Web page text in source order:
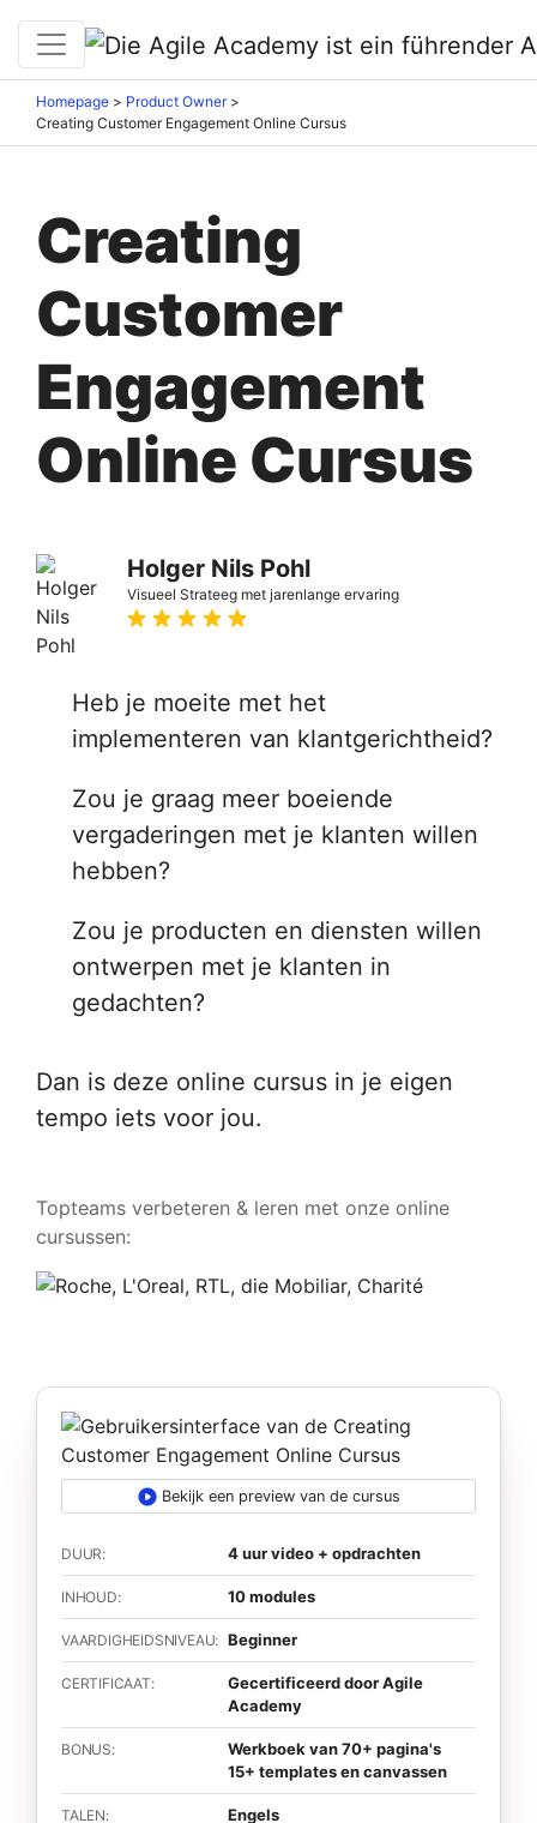
Homepage > Product Owner>
Creating Customer Engagement Online Cursus
Bekijk een preview van de cursus
DUUR: 4 uur video + opdrachten
INHOUD: 10 modules
VAARDIGHEIDSNIVEAU: Beginner
CERTIFICAAT:
Gecertificeerd door Agile
Academy
BONUS:
Werkboek van 70+ pagina's
15+ templates en canvassen
TALEN: Engels
Creating
Customer
Engagement
Online Cursus
Holger Nils Pohl
Visueel Strateeg met jarenlange ervaring
Heb je moeite met het
implementeren van klantgerichtheid?
Zou je graag meer boeiende
vergaderingen met je klanten willen
hebben?
Zou je producten en diensten willen
ontwerpen met je klanten in
gedachten?
Dan is deze online cursus in je eigen
tempo iets voor jou.
Topteams verbeteren & leren met onze online
cursussen: